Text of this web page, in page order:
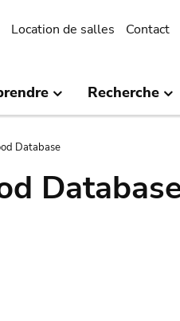
Location de salles Contact
Recherche
Database